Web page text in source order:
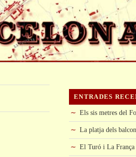
ENTRADES
Els sis metres del
La platja dels
El Turó i La França